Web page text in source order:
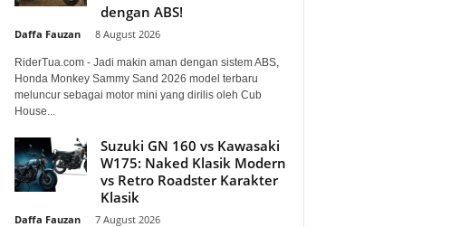
dengan ABS!
Daffa Fauzan 8 August 2026
RiderTua.com - Jadi makin aman dengan sistem ABS,
Honda Monkey Sammy Sand 2026 model terbaru
meluncur sebagai motor mini yang dirilis oleh Cub
House...
Suzuki GN 160 vs Kawasaki
W175: Naked Klasik Modern
vs Retro Roadster Karakter
Klasik
Daffa Fauzan 7 August 2026